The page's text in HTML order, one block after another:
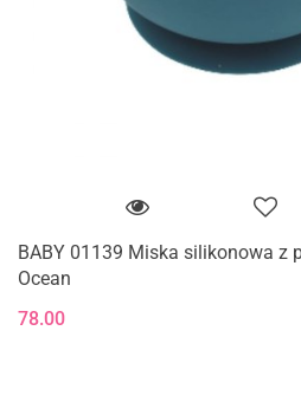
BABY 01139 Miska silikonowa z
Ocean
78.00